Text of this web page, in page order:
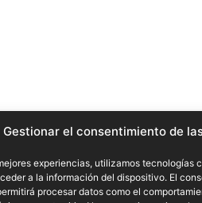
Gestionar el consentimiento de
experiencias, utilizamos tecnologías
a la información del dispositivo. El
procesar datos como el